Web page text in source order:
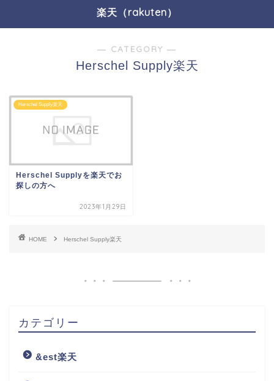
楽天（rakuten）
― CATEGORY ―
Herschel Supply楽天
Herschel Supply楽天
Herschel Supplyを楽天でお
探しの方へ
2023年1月29日
HOME Herschel Supply楽天
カテゴリー
&est楽天